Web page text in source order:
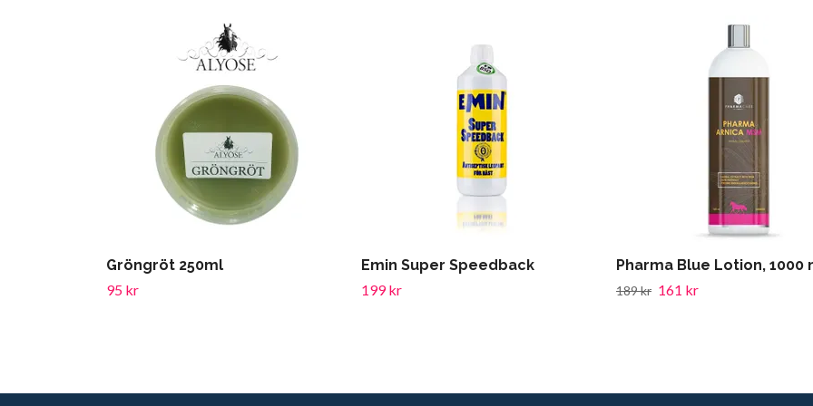
Gröngröt 250ml
95 kr
Emin Super Speedback
199 kr
Pharma Blue Lotion, 1000
189 kr 161 kr